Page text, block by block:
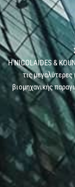
Η NICOLAIDES &
τις
βιομηχανικής